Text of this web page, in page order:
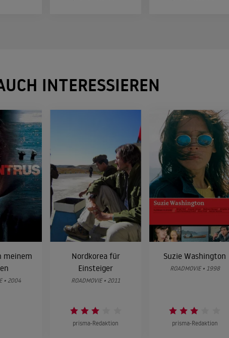
INTERESSIEREN
meinem
• 2004
Nordkorea für
Einsteiger
ROADMOVIE • 2011
prisma-Redaktion
Suzie Washington
ROADMOVIE • 1998
prisma-Redaktion